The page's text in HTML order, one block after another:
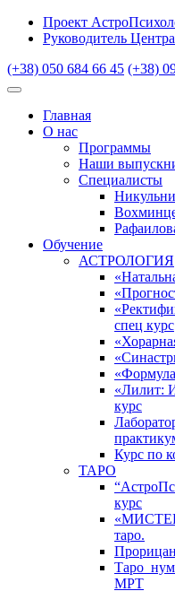
Проект
Руководитель Центра
(+38) 050 684 66 45 (+38)
Главная
О нас
Программы
Наши
Специалисты
Обучение
АСТРОЛОГИЯ
спец курс
«Лилит:
курс
Курс по
ТАРО
курс
таро.
МРТ